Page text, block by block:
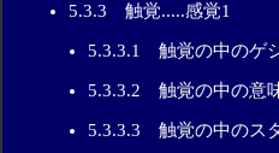
5.3.3 触覚.....感覚1
5.3.3.1 触覚の中のゲ
5.3.3.2 触覚の中の意
5.3.3.3 触覚の中のス